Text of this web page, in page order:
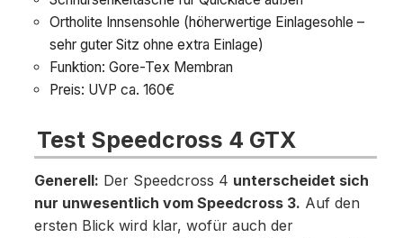
Ortholite Innsensohle (höherwertige Einlagesohle –
sehr guter Sitz ohne extra Einlage)
Funktion: Gore-Tex Membran
Preis: UVP ca. 160€
Test Speedcross 4 GTX
Generell: Der Speedcross 4 unterscheidet sich
nur unwesentlich vom Speedcross 3. Auf den
ersten Blick wird klar, wofür auch der